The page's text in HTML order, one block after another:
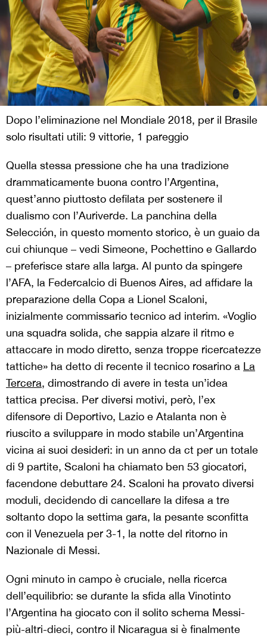
Dopo l’eliminazione nel Mondiale 2018, per il Brasile
solo risultati utili: 9 vittorie, 1 pareggio
Quella stessa pressione che ha una tradizione
drammaticamente buona contro l’Argentina,
quest’anno piuttosto defilata per sostenere il
dualismo con l’Auriverde. La panchina della
Selección, in questo momento storico, è un guaio da
cui chiunque – vedi Simeone, Pochettino e Gallardo
– preferisce stare alla larga. Al punto da spingere
l’AFA, la Federcalcio di Buenos Aires, ad affidare la
preparazione della Copa a Lionel Scaloni,
inizialmente commissario tecnico ad interim. «Voglio
una squadra solida, che sappia alzare il ritmo e
attaccare in modo diretto, senza troppe ricercatezze
tattiche» ha detto di recente il tecnico rosarino a La
Tercera, dimostrando di avere in testa un’idea
tattica precisa. Per diversi motivi, però, l’ex
difensore di Deportivo, Lazio e Atalanta non è
riuscito a sviluppare in modo stabile un’Argentina
vicina ai suoi desideri: in un anno da ct per un totale
di 9 partite, Scaloni ha chiamato ben 53 giocatori,
facendone debuttare 24. Scaloni ha provato diversi
moduli, decidendo di cancellare la difesa a tre
soltanto dopo la settima gara, la pesante sconfitta
con il Venezuela per 3-1, la notte del ritorno in
Nazionale di Messi.
Ogni minuto in campo è cruciale, nella ricerca
dell’equilibrio: se durante la sfida alla Vinotinto
l’Argentina ha giocato con il solito schema Messi-
più-altri-dieci, contro il Nicaragua si è finalmente